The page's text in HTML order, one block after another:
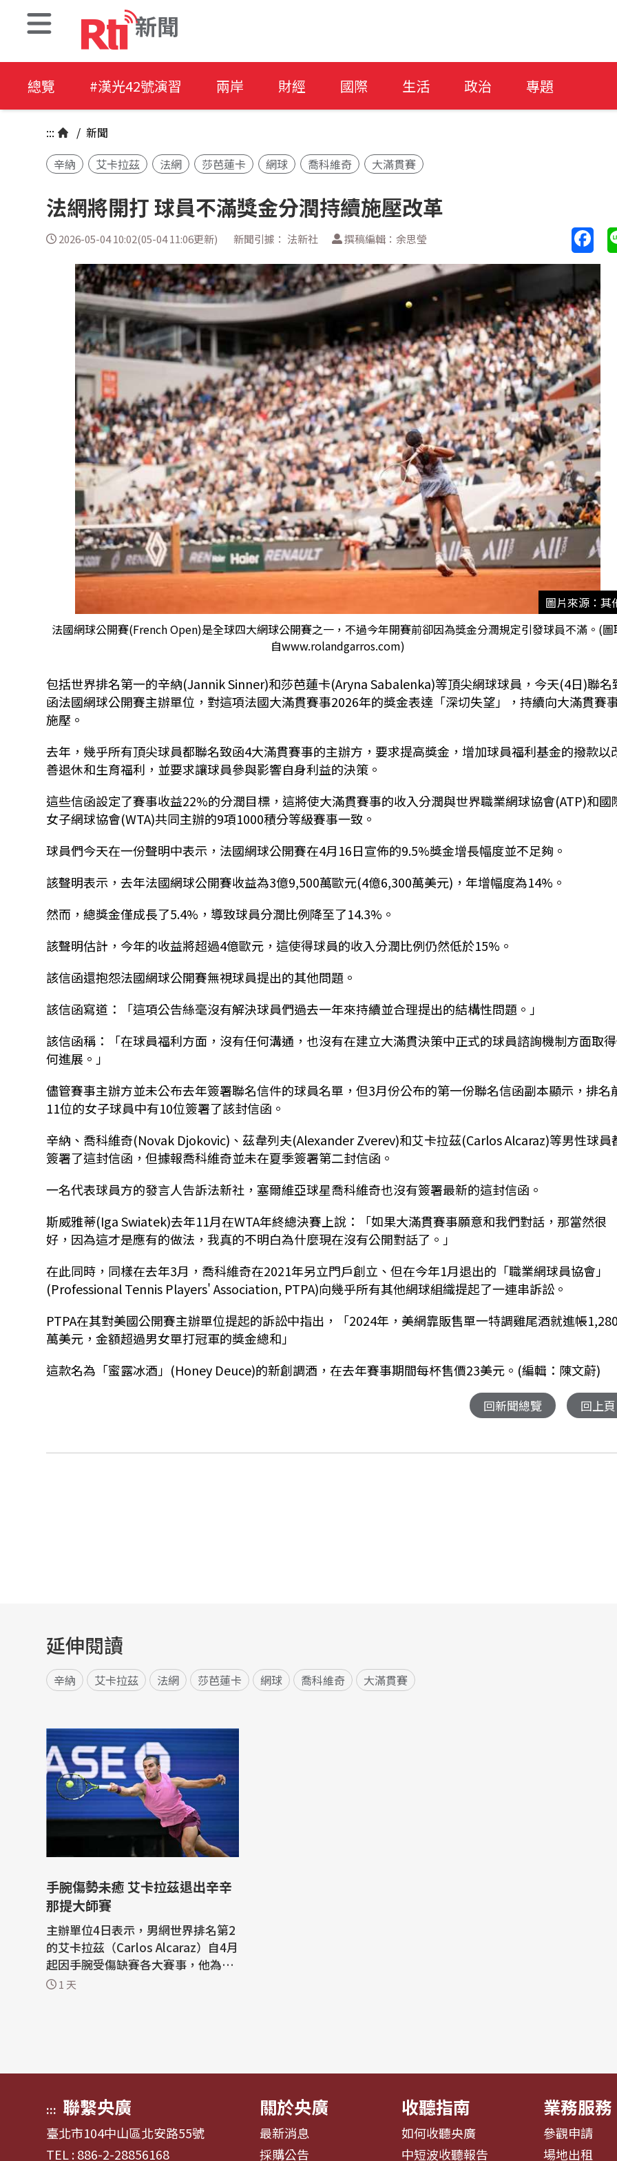
新聞
總覽 #漢光42號演習 兩岸 財經 國際 生活 政治 專題
::: / 新聞
辛納
艾卡拉茲 法網 莎芭蓮卡 網球 喬科維奇 大滿貫賽
法網將開打 球員不滿獎金分潤持續施壓改革
2026-05-04 10:02(05-04 11:06更新) 新聞引據： 法新社 撰稿編輯：余思瑩
圖片來源：其
法國網球公開賽(French Open)是全球四大網球公開賽之一，不過今年開賽前卻因為獎金分潤規定引發球員不滿。(圖
自www.rolandgarros.com)
包括世界排名第一的辛納(Jannik Sinner)和莎芭蓮卡(Aryna Sabalenka)等頂尖網球球員，今天(4日)聯名
函法國網球公開賽主辦單位，對這項法國大滿貫賽事2026年的獎金表達「深切失望」，持續向大滿貫賽
施壓。
去年，幾乎所有頂尖球員都聯名致函4大滿貫賽事的主辦方，要求提高獎金，增加球員福利基金的撥款以
善退休和生育福利，並要求讓球員參與影響自身利益的決策。
這些信函設定了賽事收益22%的分潤目標，這將使大滿貫賽事的收入分潤與世界職業網球協會(ATP)和國
女子網球協會(WTA)共同主辦的9項1000積分等級賽事一致。
球員們今天在一份聲明中表示，法國網球公開賽在4月16日宣佈的9.5%獎金增長幅度並不足夠。
該聲明表示，去年法國網球公開賽收益為3億9,500萬歐元(4億6,300萬美元)，年增幅度為14%。
然而，總獎金僅成長了5.4%，導致球員分潤比例降至了14.3%。
該聲明估計，今年的收益將超過4億歐元，這使得球員的收入分潤比例仍然低於15%。
該信函還抱怨法國網球公開賽無視球員提出的其他問題。
該信函寫道：「這項公告絲毫沒有解決球員們過去一年來持續並合理提出的結構性問題。」
該信函稱：「在球員福利方面，沒有任何溝通，也沒有在建立大滿貫決策中正式的球員諮詢機制方面取
何進展。」
儘管賽事主辦方並未公布去年簽署聯名信件的球員名單，但3月份公布的第一份聯名信函副本顯示，排名
11位的女子球員中有10位簽署了該封信函。
辛納、喬科維奇(Novak Djokovic)、茲韋列夫(Alexander Zverev)和艾卡拉茲(Carlos Alcaraz)等男性球員
簽署了這封信函，但據報喬科維奇並未在夏季簽署第二封信函。
一名代表球員方的發言人告訴法新社，塞爾維亞球星喬科維奇也沒有簽署最新的這封信函。
斯威雅蒂(Iga Swiatek)去年11月在WTA年終總決賽上說：「如果大滿貫賽事願意和我們對話，那當然很
好，因為這才是應有的做法，我真的不明白為什麼現在沒有公開對話了。」
在此同時，同樣在去年3月，喬科維奇在2021年另立門戶創立、但在今年1月退出的「職業網球員協會」
(Professional Tennis Players' Association, PTPA)向幾乎所有其他網球組織提起了一連串訴訟。
PTPA在其對美國公開賽主辦單位提起的訴訟中指出，「2024年，美網靠販售單一特調雞尾酒就進帳
萬美元，金額超過男女單打冠軍的獎金總和」
這款名為「蜜露冰酒」(Honey Deuce)的新創調酒，在去年賽事期間每杯售價23美元。(編輯：陳文蔚)
回新聞總覽 回上頁
延伸閱讀
辛納 艾卡拉茲 法網 莎芭蓮卡 網球 喬科維奇 大滿貫賽
手腕傷勢未癒 艾卡拉茲退出辛辛
那提大師賽
主辦單位4日表示，男網世界排名第2
的艾卡拉茲（Carlos Alcaraz）自4月
起因手腕受傷缺賽各大賽事，他為了
養傷也退出ATP辛辛那提大師賽（Cin
1 天
::: 聯繫央廣
臺北市104中山區北安路55號
TEL : 886-2-28856168
關於央廣
最新消息
採購公告
收聽指南
如何收聽央廣
中短波收聽報告
業務服務
參觀申請
場地出租